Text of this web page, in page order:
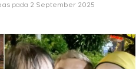
pada 2 September 2025